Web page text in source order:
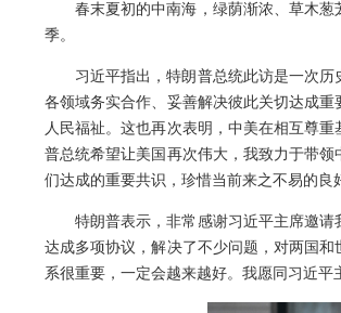
春末夏初的中南海，绿荫渐浓、草木
季。
习近平指出，特朗普总统此访是一次
各领域务实合作、妥善解决彼此关切达成
人民福祉。这也再次表明，中美在相互尊
普总统希望让美国再次伟大，我致力于带
们达成的重要共识，珍惜当前来之不易的良
特朗普表示，非常感谢习近平主席邀
达成多项协议，解决了不少问题，对两国
系很重要，一定会越来越好。我愿同习近平